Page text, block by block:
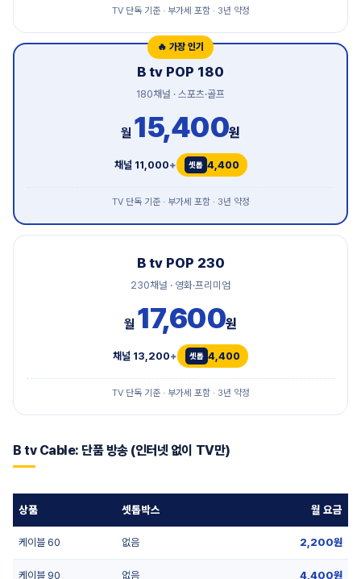
TV 단독 기준 · 부가세 포함 · 3년 약정
🔥 가장 인기
B tv POP 180
180채널 · 스포츠·골프
월 15,400원
채널 11,000+ 4,400
TV 단독 기준 · 부가세 포함 · 3년 약정
B tv POP 230
230채널 · 영화·프리미엄
월 17,600원
채널 13,200+ 4,400
TV 단독 기준 · 부가세 포함 · 3년 약정
B tv Cable: 단품 방송 (인터넷 없이 TV만)
상품 셋톱박스 월 요금
케이블 60 없음 2,200원
케이블 90 없음 4,400원